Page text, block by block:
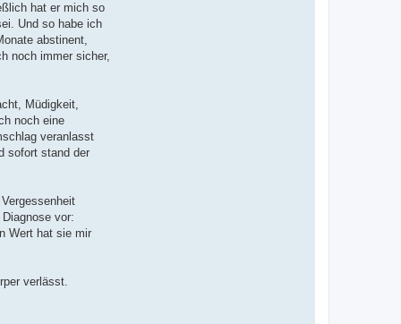
hat er mich so
Und so habe ich
abstinent,
noch immer sicher,
Müdigkeit,
noch eine
veranlasst
sofort stand der
vor:
Wert hat sie mir
verlässt.